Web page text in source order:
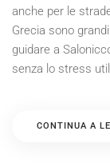
anche per le
Grecia sono
guidare a
senza lo stress
CONTINUA A